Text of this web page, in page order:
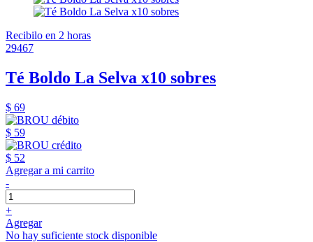
Recibilo en 2 horas
29467
Té Boldo La Selva x10 sobres
$ 69
$ 59
$ 52
Agregar a mi carrito
-
+
Agregar
No hay suficiente stock disponible